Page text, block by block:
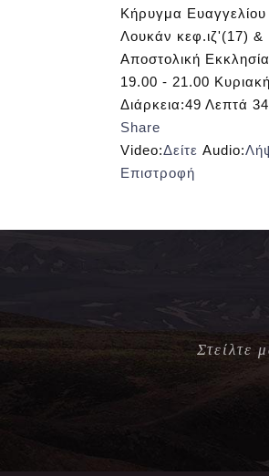
Κήρυγμα
Λουκάν κεφ.ιζ'(17)
Αποστολική
19.00 - 21.00
Διάρκεια:49 Λεπτά
Share
Video:Δείτε Audio:
Επιστροφή
Στείλτε